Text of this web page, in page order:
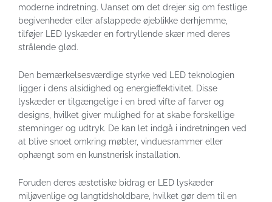
moderne indretning. Uanset om det drejer sig om festlige
begivenheder eller afslappede øjeblikke derhjemme,
tilføjer LED lyskæder en fortryllende skær med deres
strålende glød.
Den bemærkelsesværdige styrke ved LED teknologien
ligger i dens alsidighed og energieffektivitet. Disse
lyskæder er tilgængelige i en bred vifte af farver og
designs, hvilket giver mulighed for at skabe forskellige
stemninger og udtryk. De kan let indgå i indretningen ved
at blive snoet omkring møbler, vinduesrammer eller
ophængt som en kunstnerisk installation.
Foruden deres æstetiske bidrag er LED lyskæder
miljøvenlige og langtidsholdbare, hvilket gør dem til en